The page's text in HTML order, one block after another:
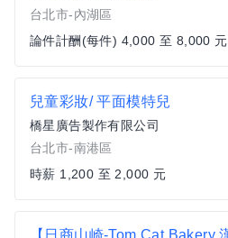
台北市-內湖區
論件計酬(每件) 4,000 至 8,000 元
兒童彩妝/ 平面模特兒
橋星廣告製作有限公司
台北市-南港區
時薪 1,200 至 2,000 元